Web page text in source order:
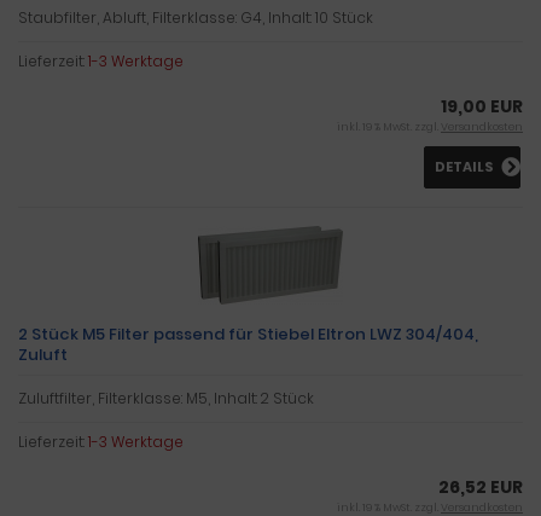
Staubfilter, Abluft, Filterklasse: G4, Inhalt: 10 Stück
Lieferzeit:1-3 Werktage
19,00 EUR
inkl. 19 % MwSt. zzgl. Versandkosten
DETAILS
2 Stück M5 Filter passend für Stiebel Eltron LWZ 304/404,
Zuluft
Zuluftfilter, Filterklasse: M5, Inhalt: 2 Stück
Lieferzeit:1-3 Werktage
26,52 EUR
inkl. 19 % MwSt. zzgl. Versandkosten